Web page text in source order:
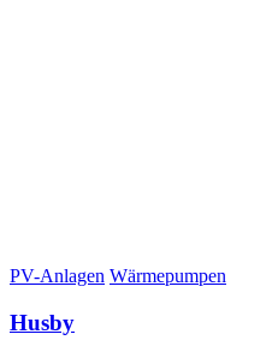
PV-Anlagen Wärmepumpen
Husby